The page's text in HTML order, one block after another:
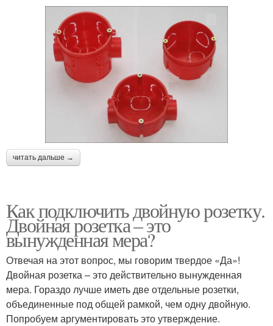
читать дальше →
Как подключить двойную розетку.
Двойная розетка – это
вынужденная мера?
Отвечая на этот вопрос, мы говорим твердое «Да»!
Двойная розетка – это действительно вынужденная
мера. Гораздо лучше иметь две отдельные розетки,
объединенные под общей рамкой, чем одну двойную.
Попробуем аргументировать это утверждение.